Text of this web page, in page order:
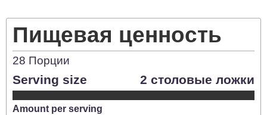
Пищевая ценность
28 Порции
Serving size 2 столовые ложки
Amount per serving